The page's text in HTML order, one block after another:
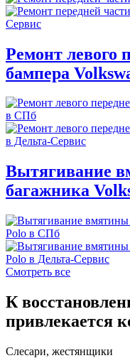
Ремонт левого
бампера
Вытягивание
багажника
Смотреть все
К
привлекается
Слесари, жестянщики